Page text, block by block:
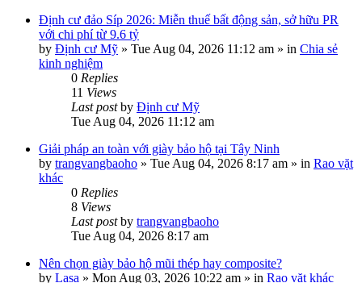
Định cư đảo Síp 2026: Miễn thuế bất động sản, sở hữu PR
với chi phí từ 9.6 tỷ
by Định cư Mỹ » Tue Aug 04, 2026 11:12 am » in Chia sẻ
kinh nghiệm
0 Replies
11 Views
Last postby Định cư Mỹ
Tue Aug 04, 2026 11:12 am
Giải pháp an toàn với giày bảo hộ tại Tây Ninh
by trangvangbaoho » Tue Aug 04, 2026 8:17 am » in Rao vặt
khác
0 Replies
8 Views
Last postby trangvangbaoho
Tue Aug 04, 2026 8:17 am
Nên chọn giày bảo hộ mũi thép hay composite?
by Lasa » Mon Aug 03, 2026 10:22 am » in Rao vặt khác